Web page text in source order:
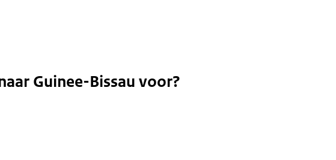
Guinee-Bissau voor?